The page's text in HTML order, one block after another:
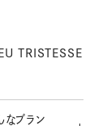
t
TRISTESSE
ブラン